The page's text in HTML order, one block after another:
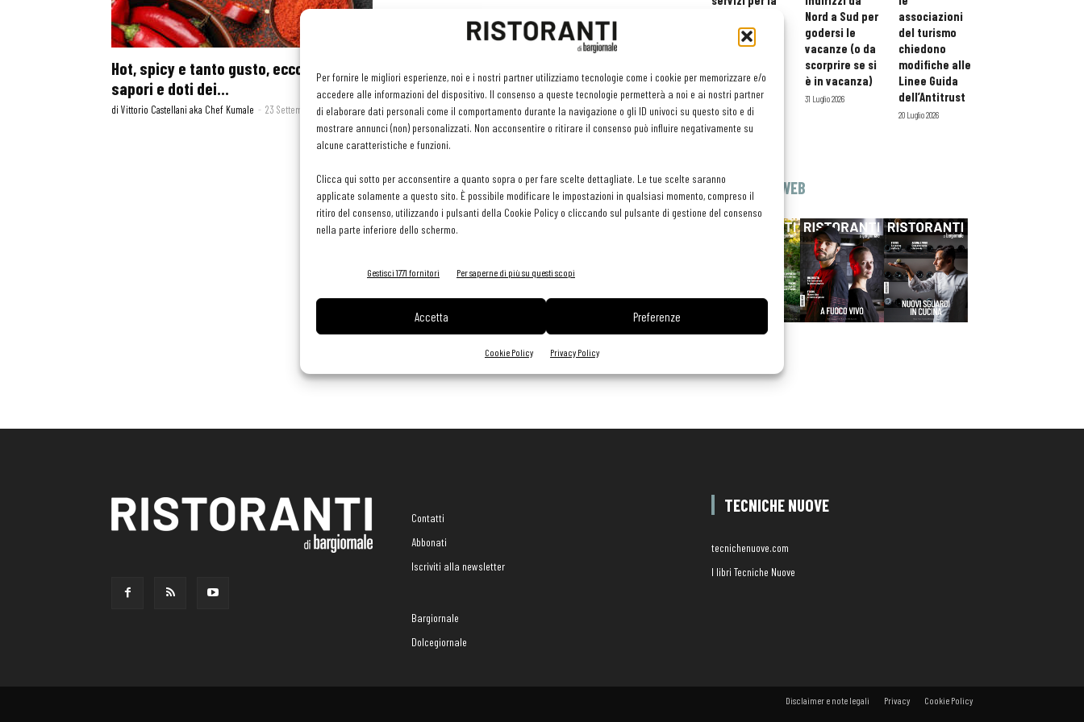
Per fornire le migliori esperienze, noi e i nostri partner utilizziamo tecnologie come i cookie per memorizzare e/o
accedere alle informazioni del dispositivo. Il consenso a queste tecnologie permetterà a noi e ai nostri partner
di elaborare dati personali come il comportamento durante la navigazione o gli ID univoci su questo sito e di
mostrare annunci (non) personalizzati. Non acconsentire o ritirare il consenso può influire negativamente su
alcune caratteristiche e funzioni.
Clicca qui sotto per acconsentire a quanto sopra o per fare scelte dettagliate. Le tue scelte saranno
applicate solamente a questo sito. È possibile modificare le impostazioni in qualsiasi momento, compreso il
ritiro del consenso, utilizzando i pulsanti della Cookie Policy o cliccando sul pulsante di gestione del consenso
nella parte inferiore dello schermo.
Gestisci 1771 fornitori Per saperne di più su questi scopi
Accetta Preferenze
Cookie Policy Privacy Policy
Hot, spicy e tanto gusto, ecco aromi,
sapori e doti dei...
di Vittorio Castellani aka Chef Kumale - 23 Settembre 2022
orario esteso
e tessera
professionisti
HoReCa
29 Luglio 2026
Nord a Sud per
godersi le
vacanze (o da
scorprire se si
è in vacanza)
31 Luglio 2026
associazioni
del turismo
chiedono
modifiche alle
Linee Guida
dell’Antitrust
20 Luglio 2026
EDICOLA WEB
Contatti
Abbonati
Iscriviti alla newsletter
Bargiornale
Dolcegiornale
TECNICHE NUOVE
tecnichenuove.com
I libri Tecniche Nuove
Disclaimer e note legali Privacy Cookie Policy